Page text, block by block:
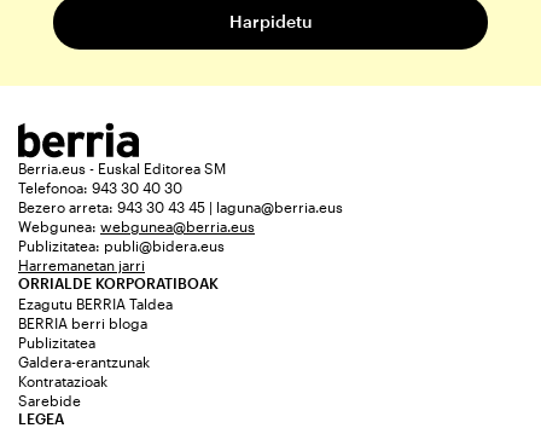
Berria.eus - Euskal Editorea SM
Telefonoa: 943 30 40 30
Bezero arreta: 943 30 43 45 | laguna@berria.eus
Webgunea: webgunea@berria.eus
Publizitatea: publi@bidera.eus
Harremanetan jarri
ORRIALDE KORPORATIBOAK
Ezagutu BERRIA Taldea
BERRIA berri bloga
Publizitatea
Galdera-erantzunak
Kontratazioak
Sarebide
LEGEA